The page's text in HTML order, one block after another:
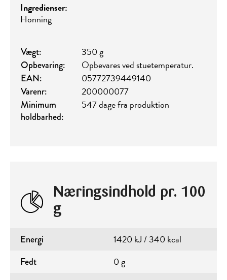
Næringsindhold pr. 100
g
Energi 1420 kJ / 340 kcal
Fedt 0 g
Ingredienser:
Honning
Vægt: 350 g
Opbevaring: Opbevares ved stuetemperatur.
EAN: 05772739449140
Varenr: 200000077
Minimum
holdbarhed:
547 dage fra produktion